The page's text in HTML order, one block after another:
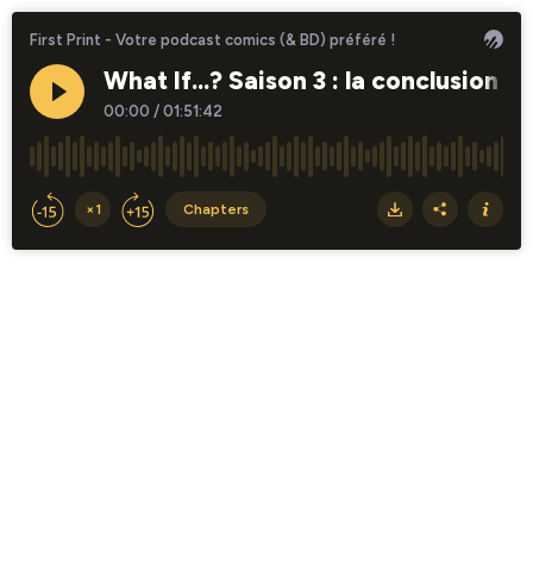
First Print - Votre podcast comics (& BD) préféré !
What If...? Saison 3 : la conclusion
00:00 / 01:51:42
×1 Chapters